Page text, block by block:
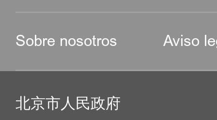
Sobre nosotros Aviso
北京市人民政府